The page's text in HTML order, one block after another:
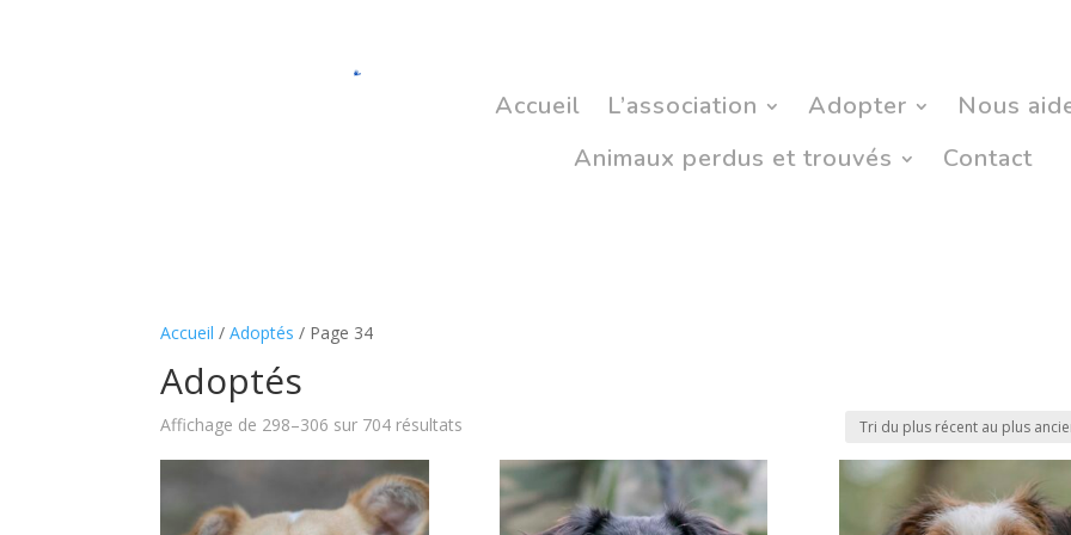
Accueil L’association Adopter
Nous
Animaux perdus et trouvés
Contact
Accueil /Adoptés / Page 34
Adoptés
Affichage de 298–306 sur 704 résultats
récent